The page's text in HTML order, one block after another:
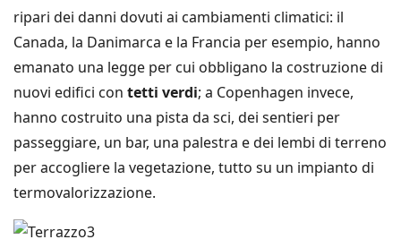
ripari dei danni dovuti ai cambiamenti climatici: il
Canada, la Danimarca e la Francia per esempio, hanno
emanato una legge per cui obbligano la costruzione di
nuovi edifici con tetti verdi; a Copenhagen invece,
hanno costruito una pista da sci, dei sentieri per
passeggiare, un bar, una palestra e dei lembi di terreno
per accogliere la vegetazione, tutto su un impianto di
termovalorizzazione.